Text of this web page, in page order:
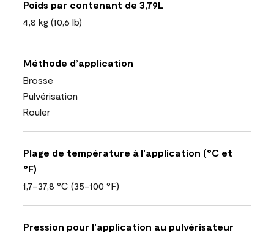
Poids par contenant de 3,79L
4,8 kg (10,6 lb)
Méthode d’application
Brosse
Pulvérisation
Rouler
Plage de température à l’application (°C et
°F)
1,7-37,8 °C (35-100 °F)
Pression pour l’application au pulvérisateur